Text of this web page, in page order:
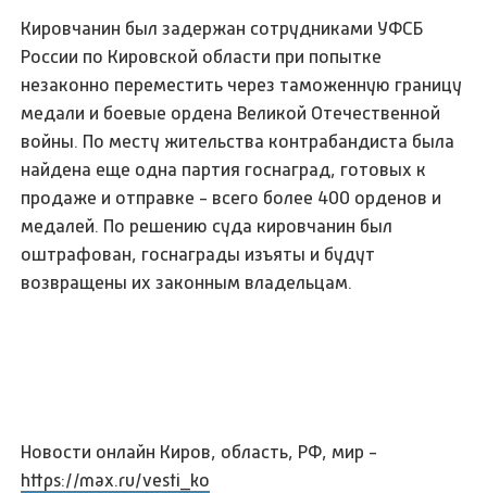
Кировчанин был задержан сотрудниками УФСБ
России по Кировской области при попытке
незаконно переместить через таможенную границу
медали и боевые ордена Великой Отечественной
войны. По месту жительства контрабандиста была
найдена еще одна партия госнаград, готовых к
продаже и отправке - всего более 400 орденов и
медалей. По решению суда кировчанин был
оштрафован, госнаграды изъяты и будут
возвращены их законным владельцам.
Новости онлайн Киров, область, РФ, мир -
https://max.ru/vesti_ko